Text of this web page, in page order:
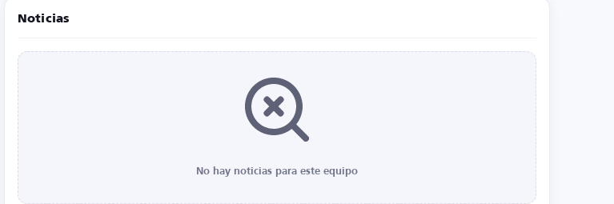
Noticias
No hay noticias para este equipo